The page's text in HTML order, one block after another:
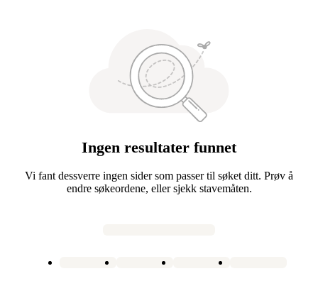
Ingen resultater funnet
Vi fant dessverre ingen sider som passer til søket ditt. Prøv å
endre søkeordene, eller sjekk stavemåten.